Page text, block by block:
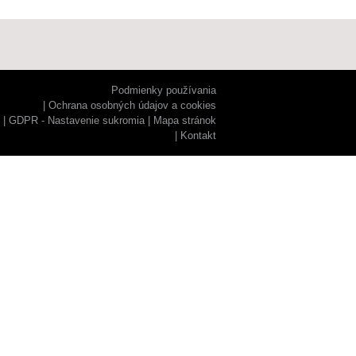
Podmienky používania
Ochrana osobných údajov a cookies
GDPR - Nastavenie sukromia
Mapa stránok
Kontakt